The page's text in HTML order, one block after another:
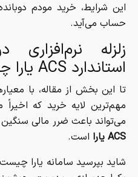
این شرایط، خرید مودم
حساب می‌آید.
زلزله
استاندارد ACS یارا چیست؟
تا این بخش از مقاله، با
مهم‌ترین لایه خرید که
می‌تواند باعث ضرر مالی
ACS یارا
است.
شاید بپرسید سامانه یارا